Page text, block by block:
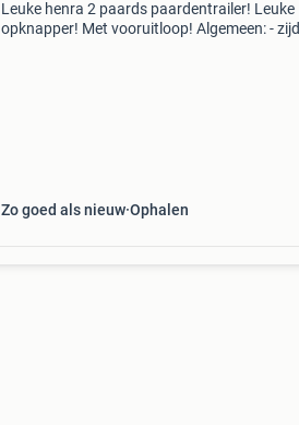
Leuke henra 2 paards paardentrailer! Leuke
opknapper! Met vooruitloop! Algemeen: -
Zo goed als nieuw Ophalen